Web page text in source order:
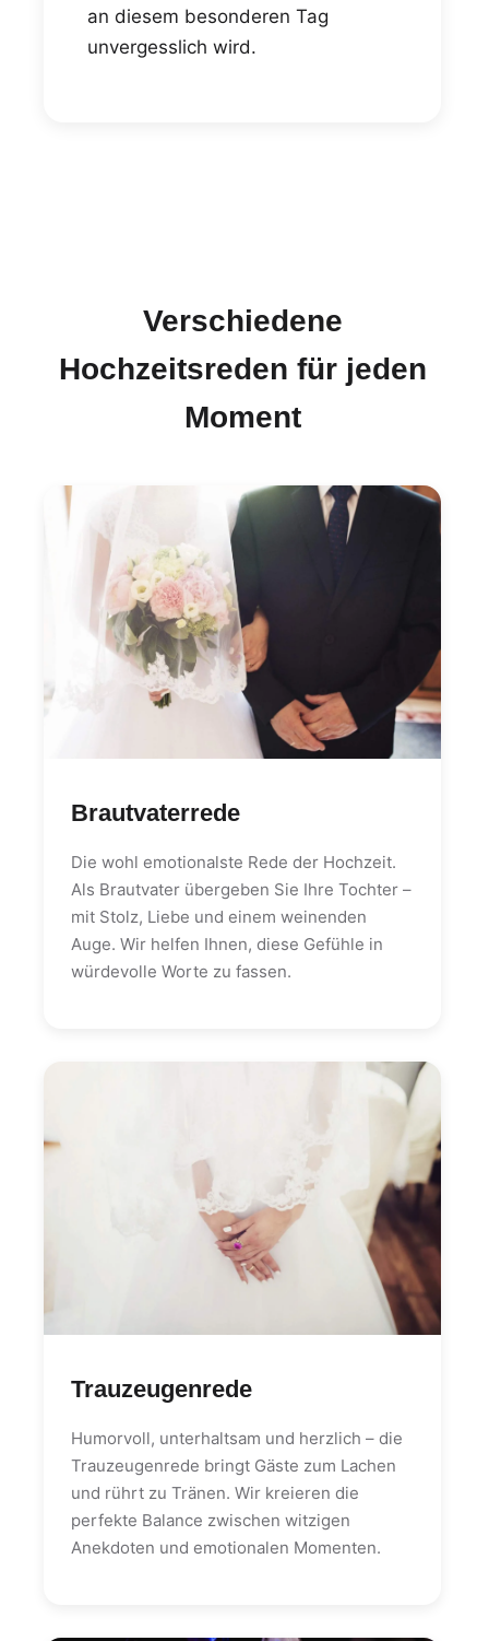
an diesem besonderen Tag
unvergesslich wird.
Verschiedene
Hochzeitsreden für jeden
Moment
Brautvaterrede
Die wohl emotionalste Rede der Hochzeit.
Als Brautvater übergeben Sie Ihre Tochter –
mit Stolz, Liebe und einem weinenden
Auge. Wir helfen Ihnen, diese Gefühle in
würdevolle Worte zu fassen.
Trauzeugenrede
Humorvoll, unterhaltsam und herzlich – die
Trauzeugenrede bringt Gäste zum Lachen
und rührt zu Tränen. Wir kreieren die
perfekte Balance zwischen witzigen
Anekdoten und emotionalen Momenten.